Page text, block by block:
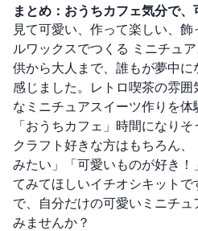
まとめ：おうちカフェ気分で、
見て可愛い、作って楽しい、
ルワックスでつくる ミニチュ
供から大人まで、誰もが夢中に
感じました。レトロ喫茶の雰
なミニチュアスイーツ作りを
「おうちカフェ」時間になりそ
クラフト好きな方はもちろん
みたい」「可愛いものが好き
てみてほしいイチオシキットで
で、自分だけの可愛いミニチ
みませんか？